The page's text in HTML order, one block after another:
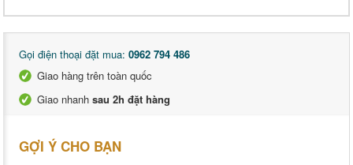
Gọi điện thoại đặt mua: 0962 794 486
Giao hàng trên toàn quốc
Giao nhanh sau 2h đặt hàng
GỢI Ý CHO BẠN